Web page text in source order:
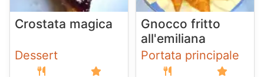
Crostata magica
Dessert
Gnocco fritto
all'emiliana
Portata principale